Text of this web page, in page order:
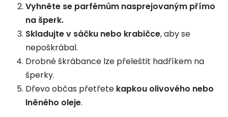
Vyhněte se parfémům nasprejovaným přímo
na šperk.
Skladujte v sáčku nebo krabičce, aby se
nepoškrábal.
Drobné škrábance lze přeleštit hadříkem na
šperky.
Dřevo občas přetřete kapkou olivového nebo
lněného oleje.